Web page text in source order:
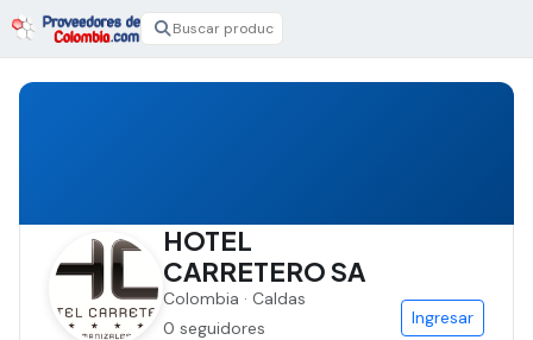
HOTEL
CARRETERO SA
Colombia · Caldas
0 seguidores
Ingresar